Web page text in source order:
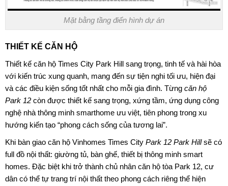
Mặt bằng tầng điển hình dự án
THIẾT KẾ CĂN HỘ
Thiết kế căn hộ Times City Park Hill sang trọng, tinh tế và hài hòa
với kiến trúc xung quanh, mang đến sự tiện nghi tối ưu, hiện đại
và các điều kiện sống tốt nhất cho mỗi gia đình. Từng căn hộ
Park 12 còn được thiết kế sang trọng, xứng tầm, ứng dụng công
nghệ nhà thông minh smarthome ưu việt, tiên phong trong xu
hướng kiến tạo “phong cách sống của tương lai”.
Khi bàn giao căn hộ Vinhomes Times City Park 12 Park Hillsẽ có
full đồ nội thất: giường tủ, bàn ghế, thiết bị thông minh smart
homes. Đặc biệt khi trở thành chủ nhân căn hộ tòa Park 12, cư
dân có thể tự trang trí nội thất theo phong cách riêng thể hiện